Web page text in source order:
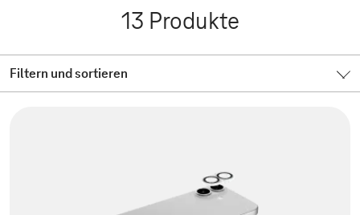
13 Produkte
Filtern und sortieren